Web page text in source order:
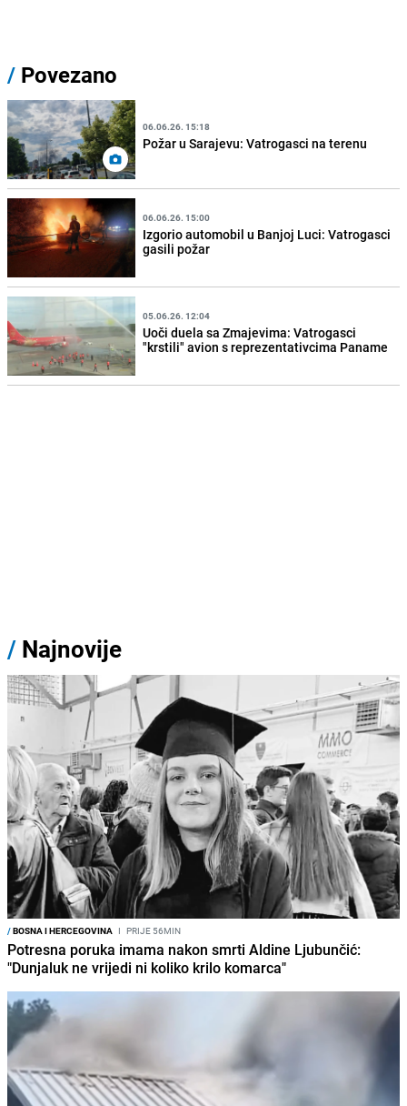
/ Povezano
06.06.26. 15:18
Požar u Sarajevu: Vatrogasci na terenu
06.06.26. 15:00
Izgorio automobil u Banjoj Luci: Vatrogasci
gasili požar
05.06.26. 12:04
Uoči duela sa Zmajevima: Vatrogasci
"krstili" avion s reprezentativcima Paname
/ Najnovije
/BOSNA I HERCEGOVINA I PRIJE 56MIN
Potresna poruka imama nakon smrti Aldine Ljubunčić:
"Dunjaluk ne vrijedi ni koliko krilo komarca"